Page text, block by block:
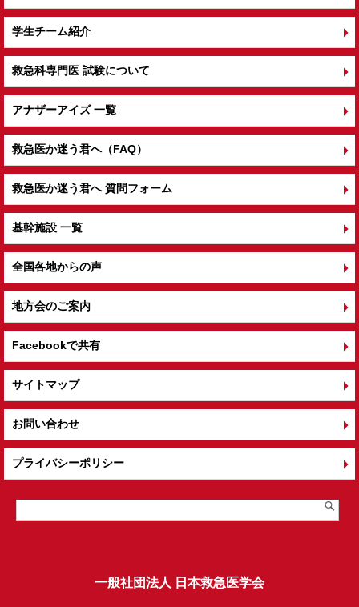
学生チーム紹介
救急科専門医 試験について
アナザーアイズ 一覧
救急医か迷う君へ（FAQ）
救急医か迷う君へ 質問フォーム
基幹施設 一覧
全国各地からの声
地方会のご案内
Facebookで共有
サイトマップ
お問い合わせ
プライバシーポリシー
一般社団法人 日本救急医学会